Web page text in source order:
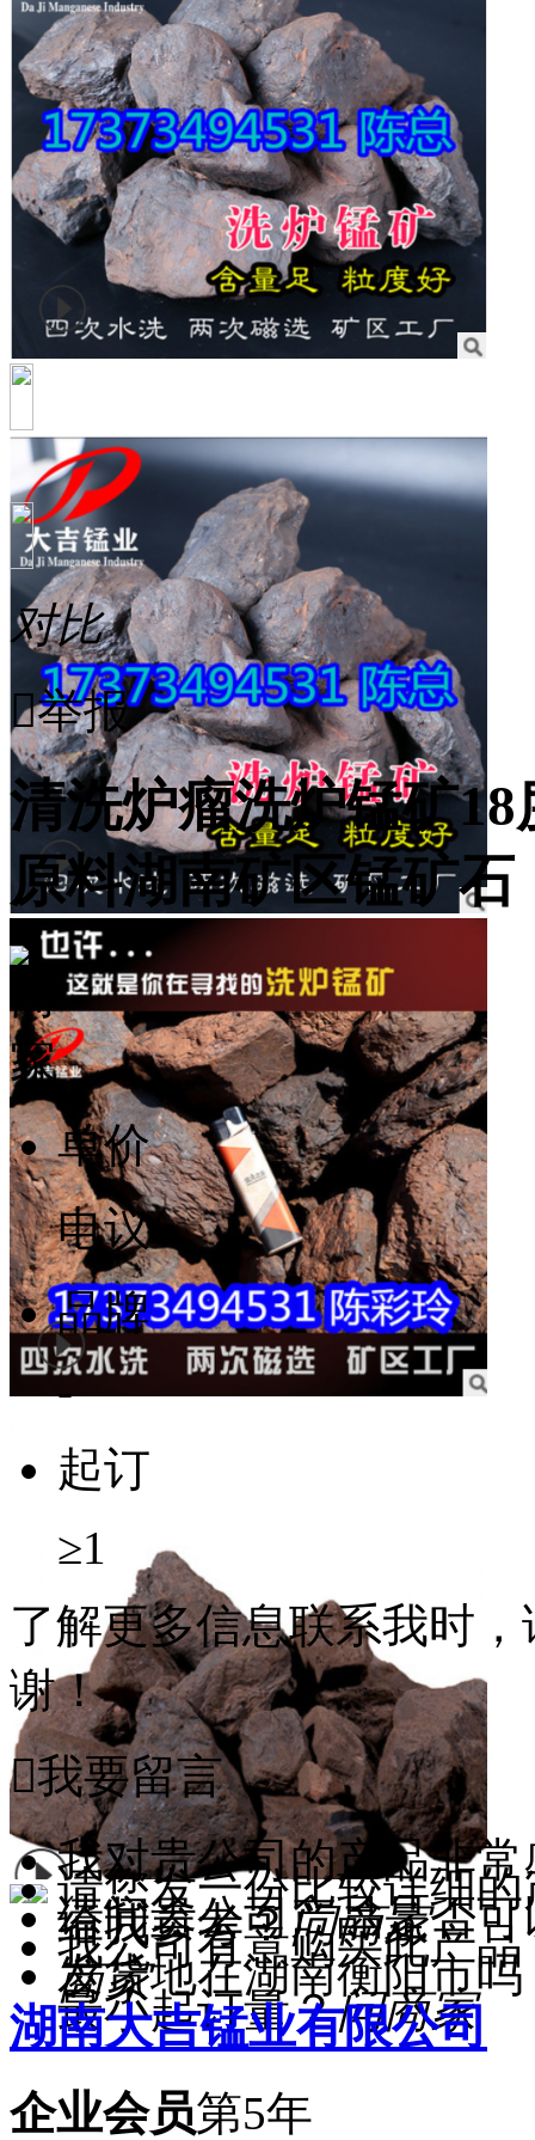
对比
举报
清洗炉瘤洗炉锰矿
原料湖南矿区锰矿石
单价
电议
品牌
-
起订
≥1
了解更多信息联系我时
谢！
我要留言
我对贵公司的产品非
给我参考？问商家
请您发一份比较详细
请问贵公司产品是否
商家
我公司有意购买此产
最小起订量？问商家
发货地在湖南衡阳市吗
湖南大吉锰业有限公司
企业会员第5年